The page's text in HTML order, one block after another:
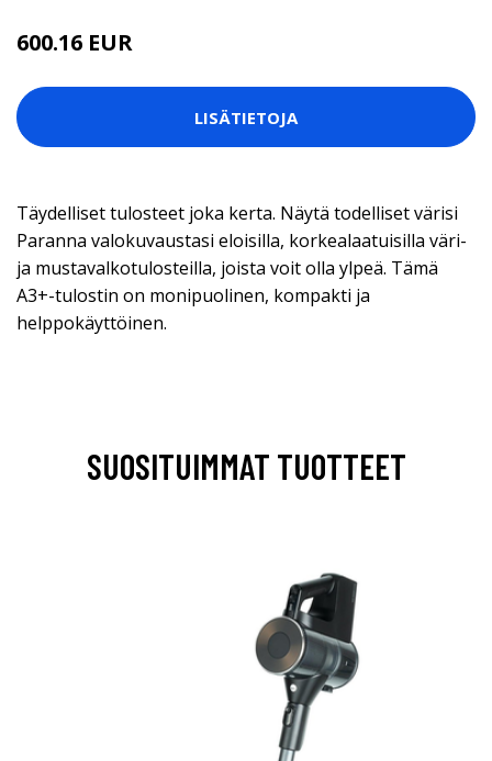
600.16 EUR
LISÄTIETOJA
Täydelliset tulosteet joka kerta. Näytä todelliset värisi
Paranna valokuvaustasi eloisilla, korkealaatuisilla väri-
ja mustavalkotulosteilla, joista voit olla ylpeä. Tämä
A3+-tulostin on monipuolinen, kompakti ja
helppokäyttöinen.
SUOSITUIMMAT TUOTTEET